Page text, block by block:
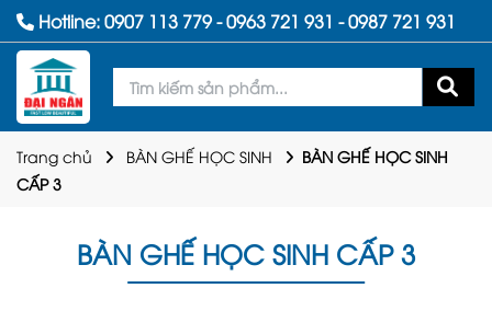
Hotline:0907 113 779-0963 721 931 -0987 721 931
Trang chủ BÀN GHẾ HỌC SINH
BÀN GHẾ HỌC SINH
CẤP 3
BÀN GHẾ HỌC SINH CẤP 3